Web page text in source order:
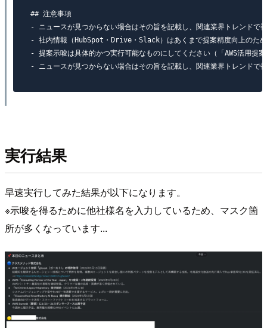
## 注意事項
- ニュースが見つからない場合はその旨を記載し、関連業界トレンドで
- 社内情報（HubSpot・Drive・Slack）はあくまで提案精度向上のた
- 提案示唆は具体的かつ実行可能なものにしてください（「AWS活用提
実行結果
早速実行してみた結果が以下になります。
※示唆を得るために他社様名を入力しているため、マスク箇
所が多くなっています...